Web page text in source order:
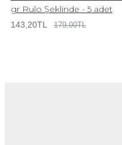
gr Rulo Şeklinde - 5 adet
143,20TL 179,00TL